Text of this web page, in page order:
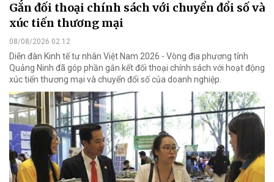
Gắn đối thoại chính sách với chuyển đổi số và
xúc tiến thương mại
08/08/2026 02:12
Diễn đàn Kinh tế tư nhân Việt Nam 2026 - Vòng địa phương tỉnh
Quảng Ninh đã góp phần gắn kết đối thoại chính sách với hoạt động
xúc tiến thương mại và chuyển đổi số của doanh nghiệp.